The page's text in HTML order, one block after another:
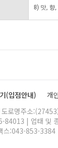
8) 맛, 향
(입점안내) 개
로명주소
84013 | 업태 및
스:043-853-3384